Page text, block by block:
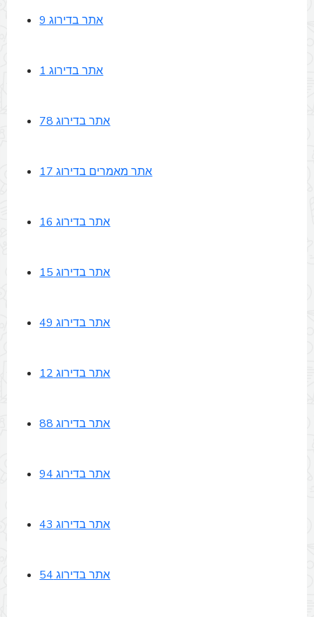
אתר בדירוג 9
אתר בדירוג 1
אתר בדירוג 78
אתר מאמרים בדירוג 17
אתר בדירוג 16
אתר בדירוג 15
אתר בדירוג 49
אתר בדירוג 12
אתר בדירוג 88
אתר בדירוג 94
אתר בדירוג 43
אתר בדירוג 54